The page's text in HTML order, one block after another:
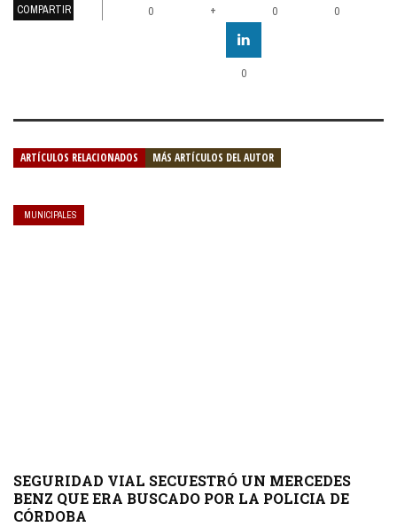
COMPARTIR 0 + 0 0
0
ARTÍCULOS RELACIONADOS MÁS ARTÍCULOS DEL AUTOR
MUNICIPALES
SEGURIDAD VIAL SECUESTRÓ UN MERCEDES
BENZ QUE ERA BUSCADO POR LA POLICIA DE
CÓRDOBA